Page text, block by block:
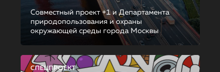
Совместный проект +1 и Департамента
природопользования и охраны
окружающей среды города Москвы
СПЕЦПРОЕКТ